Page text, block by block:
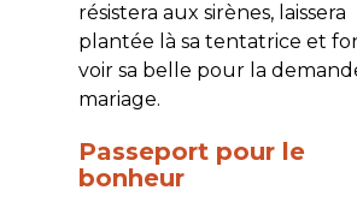
résistera aux sirènes, laissera
plantée là sa tentatrice et
voir sa belle pour la
mariage.
Passeport pour le
bonheur